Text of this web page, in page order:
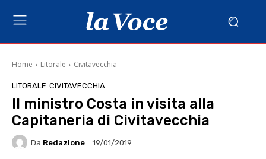
Home Litorale Civitavecchia
LITORALE CIVITAVECCHIA
Il ministro Costa in visita alla
Capitaneria di Civitavecchia
Da Redazione 19/01/2019